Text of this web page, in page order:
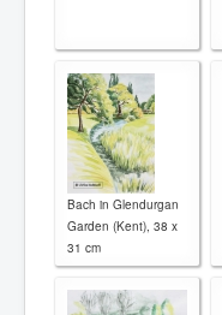
Bach in Glendurgan
Garden (Kent), 38 x
31 cm